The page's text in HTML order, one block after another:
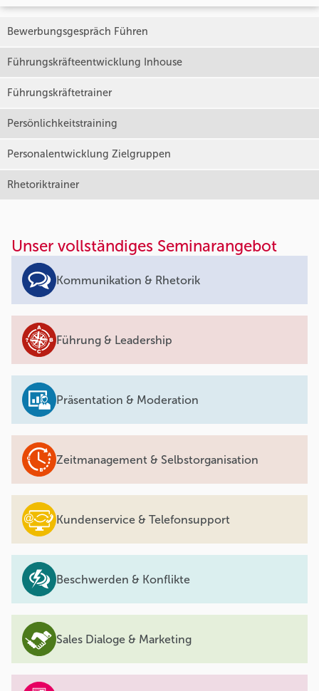
Bewerbungsgespräch Führen
Führungskräfteentwicklung Inhouse
Führungskräftetrainer
Persönlichkeitstraining
Personalentwicklung Zielgruppen
Rhetoriktrainer
Unser vollständiges Seminarangebot
Kommunikation & Rhetorik
Führung & Leadership
Präsentation & Moderation
Zeitmanagement & Selbstorganisation
Kundenservice & Telefonsupport
Beschwerden & Konflikte
Sales Dialoge & Marketing